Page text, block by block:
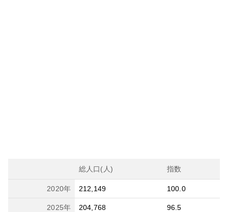
総人口(人) 指数
2020年 212,149 100.0
2025年 204,768 96.5